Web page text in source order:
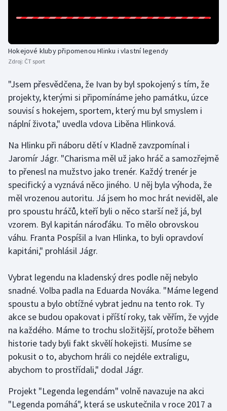
Parasport
Plavání
Plážový volejbal
Rychlobruslení
Rychlostní kanoistika
Short track
Sportovní střelba
Stolní tenis
Triatlon
Veslování
Vodní slalom
Volejbal
Hokejové kluby připomenou Hlinku i vlastní legendy
Zdroj: ČT sport
"Jsem přesvědčena, že Ivan by byl spokojený s tím, že
projekty, kterými si připomínáme jeho památku, úzce
souvisí s hokejem, sportem, který mu byl smyslem i
náplní života," uvedla vdova Liběna Hlinková.
Na Hlinku při náboru dětí v Kladně zavzpomínal i
Jaromír Jágr. "Charisma měl už jako hráč a samozřejmě
to přenesl na mužstvo jako trenér. Každý trenér je
specifický a vyznává něco jiného. U něj byla výhoda, že
měl vrozenou autoritu. Já jsem ho moc hrát neviděl, ale
pro spoustu hráčů, kteří byli o něco starší než já, byl
vzorem. Byl kapitán nároďáku. To mělo obrovskou
váhu. Franta Pospíšil a Ivan Hlinka, to byli opravdoví
kapitáni," prohlásil Jágr.
Vybrat legendu na kladenský dres podle něj nebylo
snadné. Volba padla na Eduarda Nováka. "Máme legend
spoustu a bylo obtížné vybrat jednu na tento rok. Ty
akce se budou opakovat i příští roky, tak věřím, že vyjde
na každého. Máme to trochu složitější, protože během
historie tady byli fakt skvělí hokejisti. Musíme se
pokusit o to, abychom hráli co nejdéle extraligu,
abychom to prostřídali," dodal Jágr.
Projekt "Legenda legendám" volně navazuje na akci
"Legenda pomáhá", která se uskutečnila v roce 2017 a